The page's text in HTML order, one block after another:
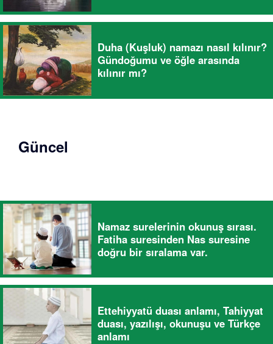
Duha (Kuşluk) namazı nasıl kılınır?
Gündoğumu ve öğle arasında
kılınır mı?
Güncel
Namaz surelerinin okunuş sırası.
Fatiha suresinden Nas suresine
doğru bir sıralama var.
Ettehiyyatü duası anlamı, Tahiyyat
duası, yazılışı, okunuşu ve Türkçe
anlamı